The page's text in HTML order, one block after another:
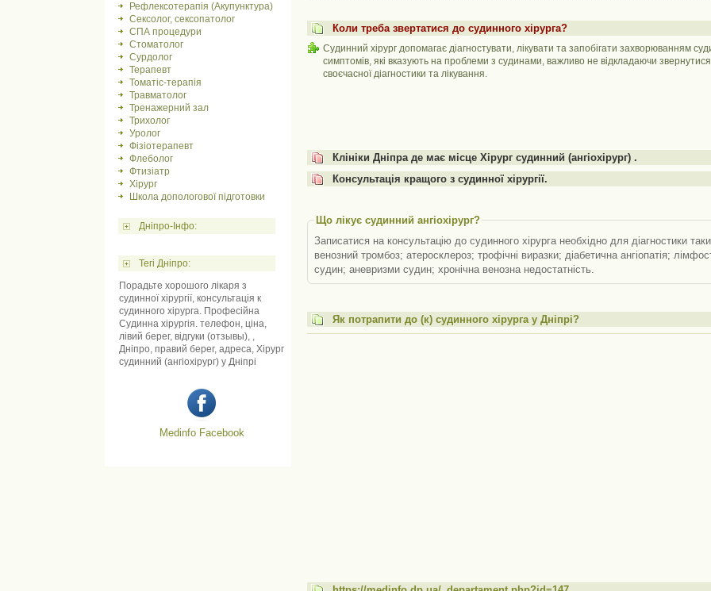
Рефлексотерапія (Акупунктура)
Сексолог, сексопатолог
СПА процедури
Стоматолог
Сурдолог
Терапевт
Томатіс-терапія
Травматолог
Тренажерний зал
Трихолог
Уролог
Фізіотерапевт
Флеболог
Фтизіатр
Хірург
Школа допологової підготовки
Дніпро-Інфо:
Тегі Дніпро:
Порадьте хорошого лікаря з
судинної хірургії, консультація к
судинного хірурга. Професійна
Судинна хірургія. телефон, ціна,
лівий берег, відгуки (отзывы), ,
Дніпро, правий берег, адреса, Хірург
судинний (ангіохірург) у Дніпрі
Medinfo Facebook
Коли треба звертатися до судинного хірурга?
Судинний хірург допомагає діагностувати, лікувати та запобігати захворюванням
симптомів, які вказують на проблеми з судинами, важливо не відкладаючи
своєчасної діагностики та лікування.
Клініки Дніпра де має місце Хірург судинний (ангіохірург) .
Консультація кращого з судинної хірургії.
Що лікує судинний ангіохірург?
Записатися на консультацію до судинного хірурга необхідно для діагностики таких захворювань:
венозний тромбоз; атеросклероз; трофічні виразки; діабетична ангіопатія; лімфостаз; аортоартеріїт; розширення капілярних
судин; аневризми судин; хронічна венозна недостатність.
Як потрапити до (к) судинного хірурга у Дніпрі?